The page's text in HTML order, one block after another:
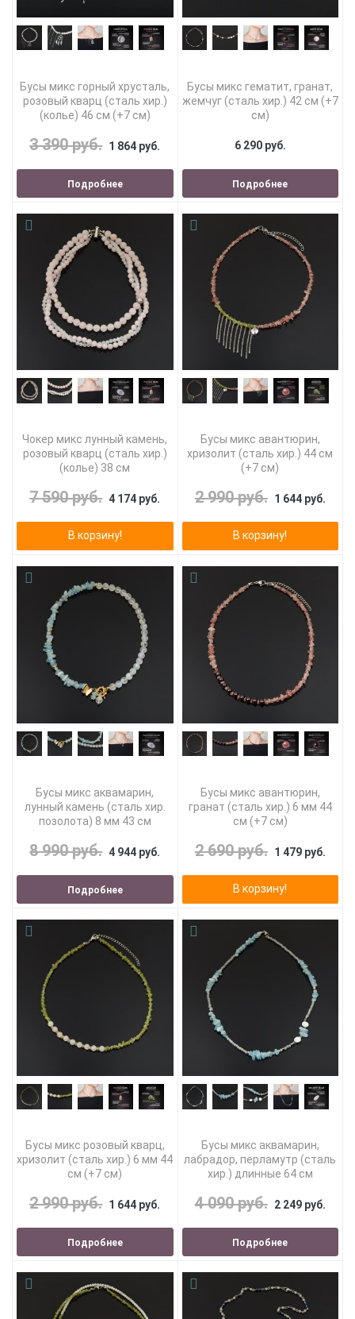
Бусы микс горный хрусталь,
розовый кварц (сталь хир.)
(колье) 46 см (+7 см)
3 390 руб. 1 864 руб.
Подробнее
Бусы микс гематит, гранат,
жемчуг (сталь хир.) 42 см (+7
см)
6 290 руб.
Подробнее
Чокер микс лунный камень,
розовый кварц (сталь хир.)
(колье) 38 см
7 590 руб. 4 174 руб.
В корзину!
Бусы микс авантюрин,
хризолит (сталь хир.) 44 см
(+7 см)
2 990 руб. 1 644 руб.
В корзину!
Бусы микс аквамарин,
лунный камень (сталь хир.
позолота) 8 мм 43 см
8 990 руб. 4 944 руб.
Подробнее
Бусы микс авантюрин,
гранат (сталь хир.) 6 мм 44
см (+7 см)
2 690 руб. 1 479 руб.
В корзину!
Бусы микс розовый кварц,
хризолит (сталь хир.) 6 мм 44
см (+7 см)
2 990 руб. 1 644 руб.
Подробнее
Бусы микс аквамарин,
лабрадор, перламутр (сталь
хир.) длинные 64 см
4 090 руб. 2 249 руб.
Подробнее